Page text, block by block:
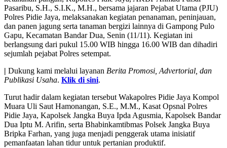
Pasaribu, S.H., S.I.K., M.H., bersama jajaran Pejabat Utama (PJU)
Polres Pidie Jaya, melaksanakan kegiatan penanaman, peninjauan,
dan panen jagung serta tanaman bergizi lainnya di Gampong Pulo
Gapu, Kecamatan Bandar Dua, Senin (11/11). Kegiatan ini
berlangsung dari pukul 15.00 WIB hingga 16.00 WIB dan dihadiri
sejumlah pejabat Polres setempat.
| Dukung kami melalui layanan Berita Promosi, Advertorial, dan
Publikasi Usaha. Klik di sini.
Turut hadir dalam kegiatan tersebut Wakapolres Pidie Jaya Kompol
Muara Uli Saut Hamonangan, S.E., M.M., Kasat Opsnal Polres
Pidie Jaya, Kapolsek Jangka Buya Ipda Agusmia, Kapolsek Bandar
Dua Iptu M. Arifin, serta Bhabinkamtibmas Polsek Jangka Buya
Bripka Farhan, yang juga menjadi penggerak utama inisiatif
pemanfaatan lahan tidur untuk pertanian produktif.